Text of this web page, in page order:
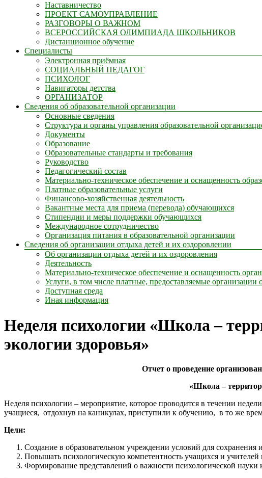
Наставничество
ПРОЕКТ САМОУПРАВЛЕНИЕ
РАЗГОВОРЫ О ВАЖНОМ
ВСЕРОССИЙСКАЯ ОЛИМПИАДА ШКОЛЬНИКОВ
Дистанционное обучение
Специалисты
Электронная приёмная
СОЦИАЛЬНЫЙ ПЕДАГОГ
ПСИХОЛОГ
Навигаторы детства
ОРГАНИЗАТОР
Сведения об образовательной организации
Основные сведения
Структура и органы управления образовательной
Документы
Образование
Образовательные стандарты и требования
Руководство
Педагогический состав
Материально-техническое обеспечение и оснащенность
Платные образовательные услуги
Финансово-хозяйственная деятельность
Вакантные места для приема (перевода) обучающихся
Стипендии и меры поддержки обучающихся
Международное сотрудничество
Организация питания в образовательной организации
Сведения об организации отдыха детей и их оздоровлении
Об организации отдыха детей и их оздоровления
Деятельность
Материально-техническое обеспечение и оснащенность
Услуги, в том числе платные, предоставляемые организации
Доступная среда
Иная информация
Неделя психологии «Школа –
экологии здоровья»
Отчет о проведение
«Школа –
Неделя психологии – мероприятие, которое проводится в течении
учащиеся, отдохнув на каникулах, приступили к обучению, в то же
Цели:
Создание в образовательном учреждении условий для сохранения
Повышать психологическую компетентность учащихся и
Формирование представлений о важности психологической науки